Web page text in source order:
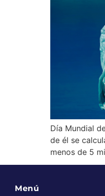
Día Mundial
de él se
menos de 5
Menú